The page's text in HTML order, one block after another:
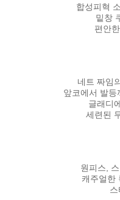
합성피혁
밑창
편안
네트 짜임
앞코에서 발등
글래디
세련된
원피스,
캐주얼한
스